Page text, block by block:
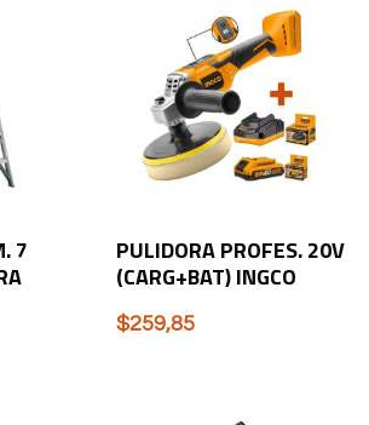
7
PULIDORA PROFES. 20V
(CARG+BAT) INGCO
$259,85